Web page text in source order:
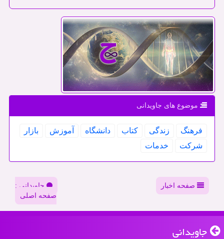
موضوع های جاویدانی
فرهنگ زندگی كتاب دانشگاه آموزش
بازار
شركت
خدمات
صفحه اخبار
جاویدانی :
صفحه اصلی
جاویدانی